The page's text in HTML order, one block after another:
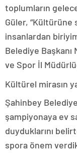
toplumların
Güler, “Kültürüne
insanlardan
Belediye Başkanı
ve Spor İl
Kültürel mirasın
Şahinbey
şampiyonaya ev
duyduklarını
spora önem